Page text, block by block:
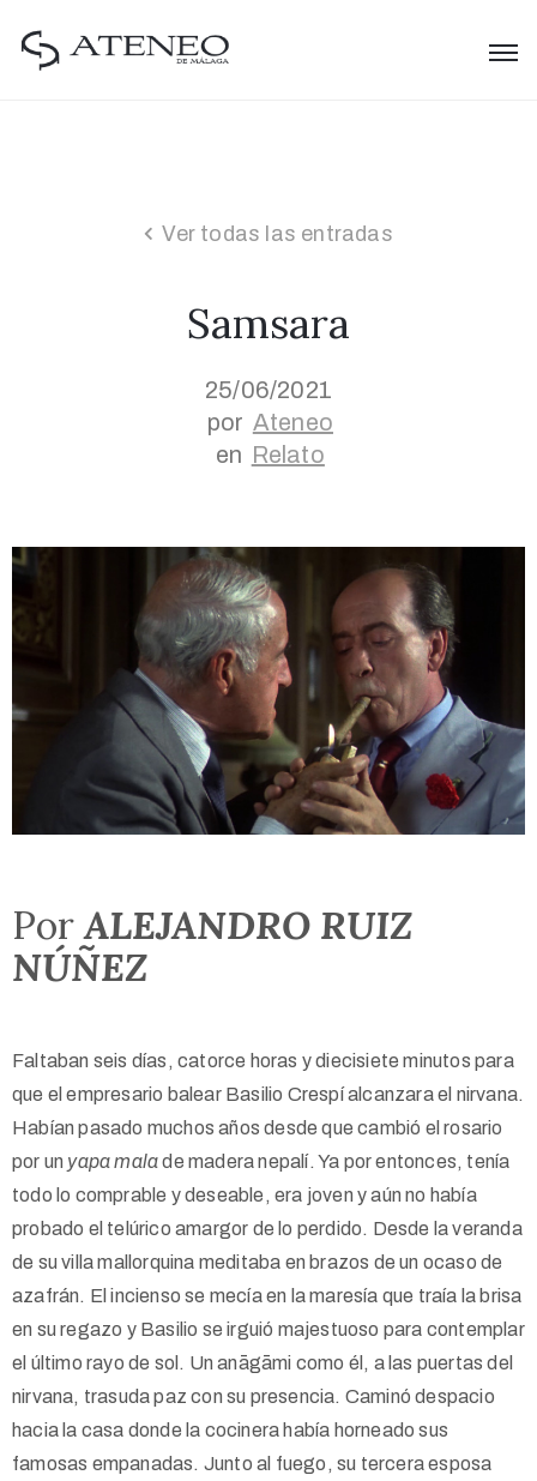
Ver todas las entradas
Samsara
25/06/2021
por Ateneo
en Relato
PorALEJANDRO RUIZ
NÚÑEZ
Faltaban seis días, catorce horas y diecisiete minutos para
que el empresario balear Basilio Crespí alcanzara el nirvana.
Habían pasado muchos años desde que cambió el rosario
por un yapa malade madera nepalí. Ya por entonces, tenía
todo lo comprable y deseable, era joven y aún no había
probado el telúrico amargor de lo perdido. Desde la veranda
de su villa mallorquina meditaba en brazos de un ocaso de
azafrán. El incienso se mecía en la maresía que traía la brisa
en su regazo y Basilio se irguió majestuoso para contemplar
el último rayo de sol. Un anāgāmi como él, a las puertas del
nirvana, trasuda paz con su presencia. Caminó despacio
hacia la casa donde la cocinera había horneado sus
famosas empanadas. Junto al fuego, su tercera esposa